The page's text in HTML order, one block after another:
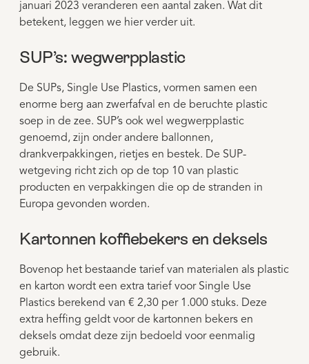
januari 2023 veranderen een aantal zaken. Wat dit
betekent, leggen we hier verder uit.
SUP’s: wegwerpplastic
De SUPs, Single Use Plastics, vormen samen een
enorme berg aan zwerfafval en de beruchte plastic
soep in de zee. SUP’s ook wel wegwerpplastic
genoemd, zijn onder andere ballonnen,
drankverpakkingen, rietjes en bestek. De SUP-
wetgeving richt zich op de top 10 van plastic
producten en verpakkingen die op de stranden in
Europa gevonden worden.
Kartonnen koffiebekers en deksels
Bovenop het bestaande tarief van materialen als plastic
en karton wordt een extra tarief voor Single Use
Plastics berekend van € 2,30 per 1.000 stuks. Deze
extra heffing geldt voor de kartonnen bekers en
deksels omdat deze zijn bedoeld voor eenmalig
gebruik.